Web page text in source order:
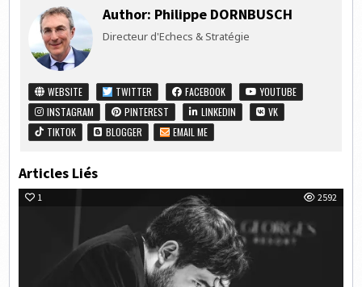
Author: Philippe DORNBUSCH
Directeur d'Echecs & Stratégie
WEBSITE TWITTER FACEBOOK
YOUTUBE
INSTAGRAM
PINTEREST LINKEDIN
VK
TIKTOK
BLOGGER EMAIL ME
Articles Liés
1 2592